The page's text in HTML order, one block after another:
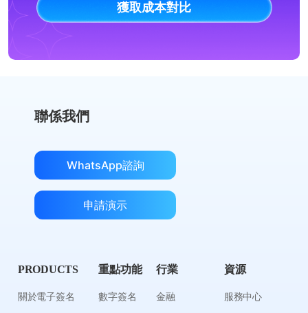
獲取成本對比
聯係我們
WhatsApp諮詢
申請演示
PRODUCTS
關於電子簽名
重點功能
數字簽名
行業
金融
資源
服務中心